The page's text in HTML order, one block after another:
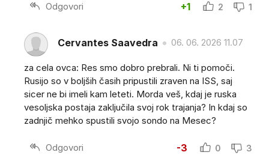
Odgovori +1 2 1
Cervantes Saavedra 06. 06. 2026 11.07
za cela ovca: Res smo dobro prebrali. Ni ti pomoči.
Rusijo so v boljših časih pripustili zraven na ISS, saj
sicer ne bi imeli kam leteti. Morda veš, kdaj je ruska
vesoljska postaja zaključila svoj rok trajanja? In kdaj so
zadnjič mehko spustili svojo sondo na Mesec?
Odgovori -3 0 3